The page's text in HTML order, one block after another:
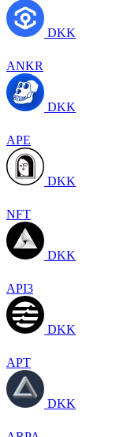
DKK
ANKR
DKK
APE
DKK
NFT
DKK
API3
DKK
APT
DKK